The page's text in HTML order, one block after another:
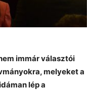
immár választói
melyeket a
lép a